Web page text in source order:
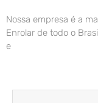
Nossa empresa é a
Enrolar de todo o
e